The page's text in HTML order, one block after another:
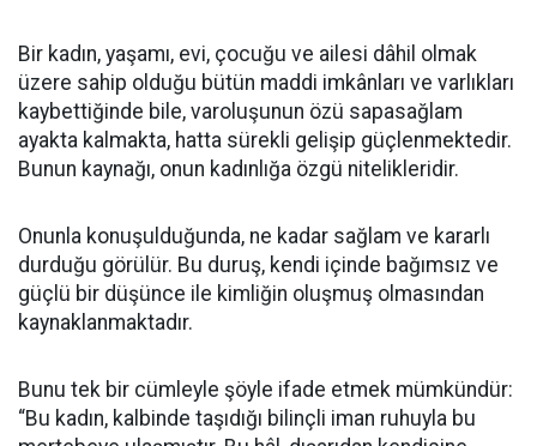
Bir kadın, yaşamı, evi, çocuğu ve ailesi dâhil olmak
üzere sahip olduğu bütün maddi imkânları ve varlıkları
kaybettiğinde bile, varoluşunun özü sapasağlam
ayakta kalmakta, hatta sürekli gelişip güçlenmektedir.
Bunun kaynağı, onun kadınlığa özgü nitelikleridir.
Onunla konuşulduğunda, ne kadar sağlam ve kararlı
durduğu görülür. Bu duruş, kendi içinde bağımsız ve
güçlü bir düşünce ile kimliğin oluşmuş olmasından
kaynaklanmaktadır.
Bunu tek bir cümleyle şöyle ifade etmek mümkündür:
“Bu kadın, kalbinde taşıdığı bilinçli iman ruhuyla bu